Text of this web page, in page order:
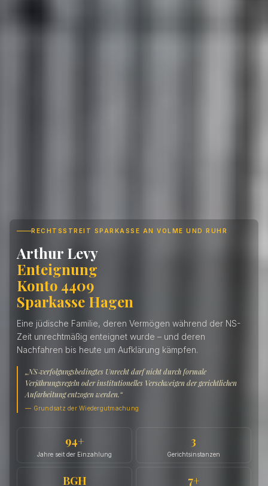
RECHTSSTREIT SPARKASSE AN VOLME UND RUHR
Arthur Levy
Enteignung
Konto 4409
Sparkasse Hagen
Eine jüdische Familie, deren Vermögen während der NS-
Zeit unrechtmäßig enteignet wurde – und deren
Nachfahren bis heute um Aufklärung kämpfen.
„NS‑verfolgungsbedingtes Unrecht darf nicht durch formale
Verjährungsregeln oder institutionelles Verschweigen der gerichtlichen
Aufarbeitung entzogen werden.“
— Grundsatz der Wiedergutmachung
94+
Jahre seit der Einzahlung
3
Gerichtsinstanzen
BGH 7+